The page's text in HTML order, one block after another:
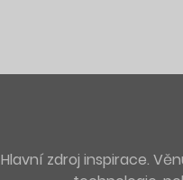
Hlavní zdroj inspirace.